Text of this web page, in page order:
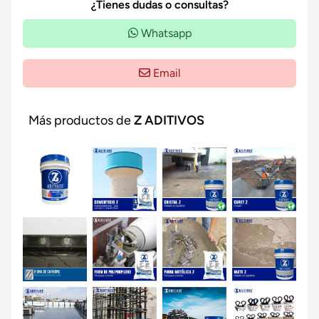
¿Tienes dudas o consultas?
Whatsapp
Email
Más productos deZ ADITIVOS